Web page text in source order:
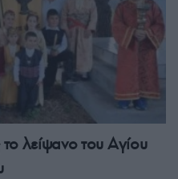
λείψανο του Αγίου